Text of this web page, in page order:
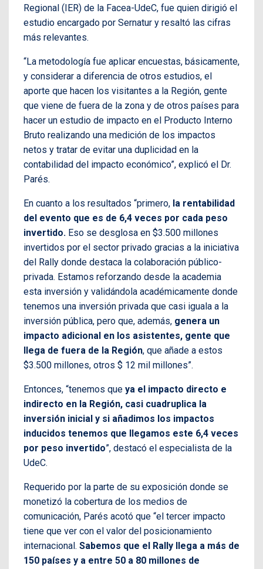
Regional (IER) de la Facea-UdeC, fue quien dirigió el
estudio encargado por Sernatur y resaltó las cifras
más relevantes.
“La metodología fue aplicar encuestas, básicamente,
y considerar a diferencia de otros estudios, el
aporte que hacen los visitantes a la Región, gente
que viene de fuera de la zona y de otros países para
hacer un estudio de impacto en el Producto Interno
Bruto realizando una medición de los impactos
netos y tratar de evitar una duplicidad en la
contabilidad del impacto económico”, explicó el Dr.
Parés.
En cuanto a los resultados “primero, la rentabilidad
del evento que es de 6,4 veces por cada peso
invertido. Eso se desglosa en $3.500 millones
invertidos por el sector privado gracias a la iniciativa
del Rally donde destaca la colaboración público-
privada. Estamos reforzando desde la academia
esta inversión y validándola académicamente donde
tenemos una inversión privada que casi iguala a la
inversión pública, pero que, además, genera un
impacto adicional en los asistentes, gente que
llega de fuera de la Región, que añade a estos
$3.500 millones, otros $ 12 mil millones”.
Entonces, “tenemos que ya el impacto directo e
indirecto en la Región, casi cuadruplica la
inversión inicial y si añadimos los impactos
inducidos tenemos que llegamos este 6,4 veces
por peso invertido”, destacó el especialista de la
UdeC.
Requerido por la parte de su exposición donde se
monetizó la cobertura de los medios de
comunicación, Parés acotó que “el tercer impacto
tiene que ver con el valor del posicionamiento
internacional. Sabemos que el Rally llega a más de
150 países y a entre 50 a 80 millones de